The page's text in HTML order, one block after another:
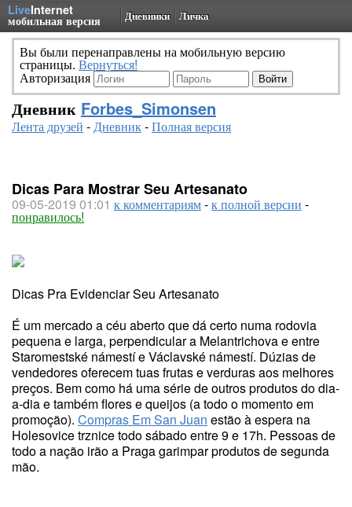
LiveInternet
мобильная версия Дневники Личка
Вы были перенаправлены на мобильную версию
страницы. Вернуться!
Авторизация
Дневник Forbes_Simonsen
Лента друзей -Дневник-Полная версия
Dicas Para Mostrar Seu Artesanato
09-05-2019 01:01 к комментариям-к полной версии -
понравилось!
Dicas Pra Evidenciar Seu Artesanato
É um mercado a céu aberto que dá certo numa rodovia
pequena e larga, perpendicular a Melantrichova e entre
Staromestské námestí e Václavské námestí. Dúzias de
vendedores oferecem tuas frutas e verduras aos melhores
preços. Bem como há uma série de outros produtos do dia-
a-dia e também flores e queijos (a todo o momento em
promoção). Compras Em San Juan estão à espera na
Holesovice trznice todo sábado entre 9 e 17h. Pessoas de
todo a nação irão a Praga garimpar produtos de segunda
mão.